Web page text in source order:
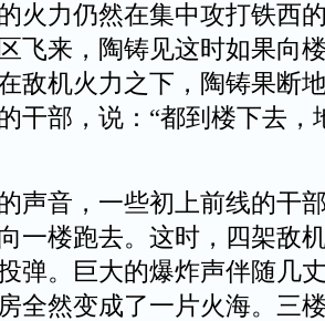
火力仍然在集中攻打铁西
飞来，陶铸见这时如果向
敌机火力之下，陶铸果断
干部，说：“都到楼下去，
音，一些初上前线的干
一楼跑去。这时，四架敌
弹。巨大的爆炸声伴随几
全然变成了一片火海。三